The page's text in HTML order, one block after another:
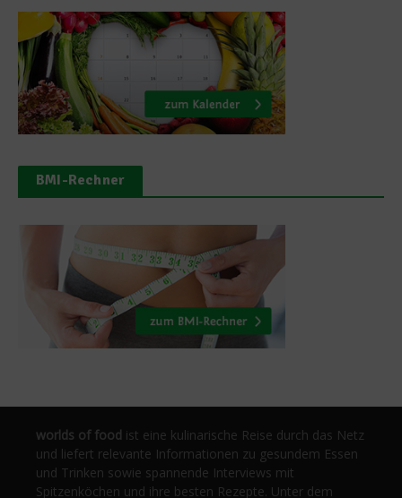
BMI-Rechner
worlds of food ist eine kulinarische Reise durch das Netz
und liefert relevante Informationen zu gesundem Essen
und Trinken sowie spannende Interviews mit
Spitzenköchen und ihre besten Rezepte. Unter dem